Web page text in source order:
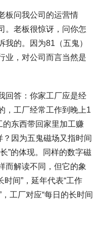
板问我公司的运营情
。老板很惊讶，问你怎
的。因为81（五鬼）
业，对公司而言当然是
回答：你家工厂应是经
，工厂经常工作到晚上1
东西带回家里加工赚
因为五鬼磁场又指时间
”的体现。同样的数字磁
而解读不同，但它的象
间”，延年代表“工作
工厂对应“每日的长时间